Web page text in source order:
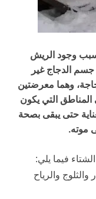
وجود الريش
الدجاج غير
وهما معرضتين
المناطق التي يكون
حتى يبقى بصحة
موته.
فيما يلي:
والرياح